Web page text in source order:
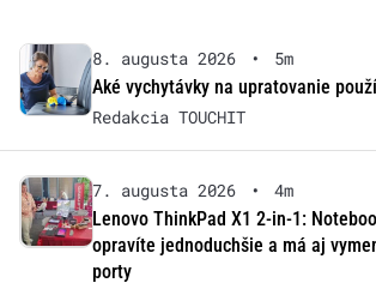
8. augusta 2026 •
5m
Aké vychytávky na upratovanie
Redakcia TOUCHIT
7. augusta 2026 •
4m
Lenovo ThinkPad X1 2-in-1:
opravíte jednoduchšie a má aj
porty